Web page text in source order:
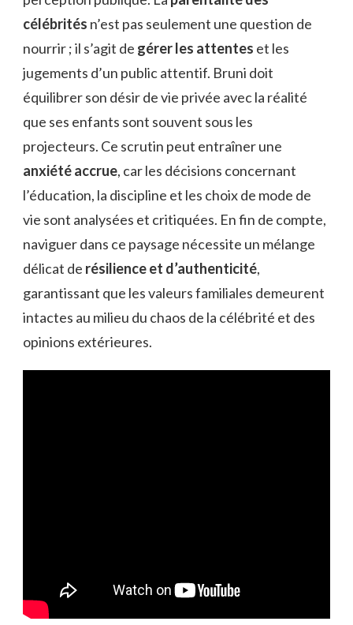
célébrités n’est pas seulement une question de
nourrir ; il s’agit de gérer les attentes et les
jugements d’un public attentif. Bruni doit
équilibrer son désir de vie privée avec la réalité
que ses enfants sont souvent sous les
projecteurs. Ce scrutin peut entraîner une
anxiété accrue, car les décisions concernant
l’éducation, la discipline et les choix de mode de
vie sont analysées et critiquées. En fin de compte,
naviguer dans ce paysage nécessite un mélange
délicat de résilience et d’authenticité,
garantissant que les valeurs familiales demeurent
intactes au milieu du chaos de la célébrité et des
opinions extérieures.